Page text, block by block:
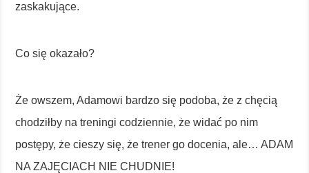
zaskakujące.
Co się okazało?
Że owszem, Adamowi bardzo się podoba, że z chęcią
chodziłby na treningi codziennie, że widać po nim
postępy, że cieszy się, że trener go docenia, ale… ADAM
NA ZAJĘCIACH NIE CHUDNIE!